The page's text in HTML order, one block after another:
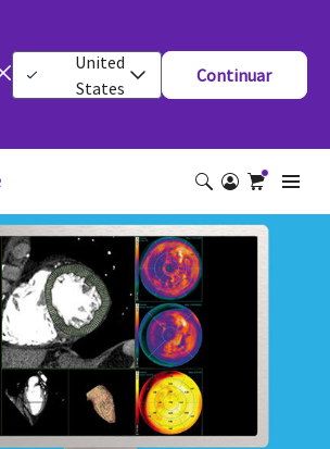
United
States
Continuar